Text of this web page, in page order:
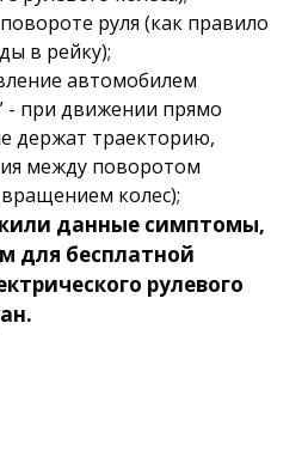
руля (как правило
в рейку);
автомобилем
- при движении прямо
держат траекторию,
между поворотом
колес);
данные симптомы,
для бесплатной
рулевого